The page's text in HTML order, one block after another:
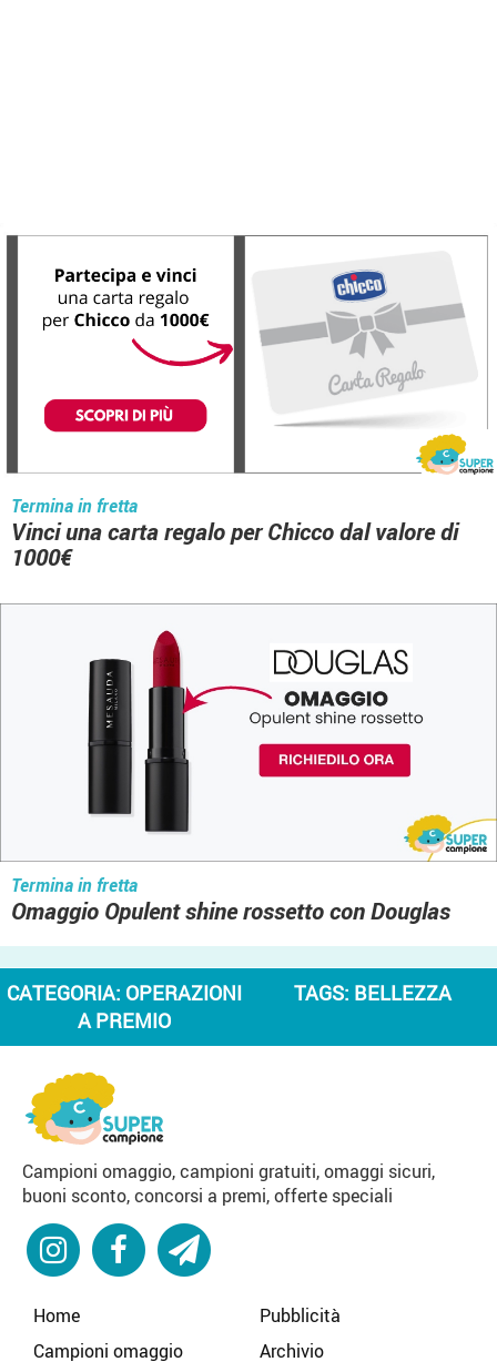
Termina in fretta
Vinci una carta regalo per Chicco dal valore di
1000€
Termina in fretta
Omaggio Opulent shine rossetto con Douglas
CATEGORIA: OPERAZIONI
A PREMIO
TAGS: BELLEZZA
Campioni omaggio, campioni gratuiti, omaggi sicuri,
buoni sconto, concorsi a premi, offerte speciali
Home
Campioni omaggio
Pubblicità
Archivio